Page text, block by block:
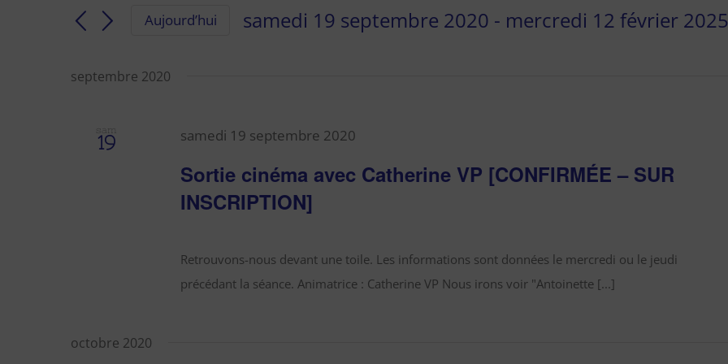
navigation
Évènements
clé.
Rechercher
par
Aujourd’hui samedi 19 septembre 2020 - mercredi 12 février 2025
septembre 2020
sam
19
Sortie cinéma avec Catherine VP [CONFIRMÉE – SUR
INSCRIPTION]
samedi 19 septembre 2020
Retrouvons-nous devant une toile. Les informations sont données le mercredi ou le jeudi
précédant la séance. Animatrice : Catherine VP Nous irons voir "Antoinette [...]
octobre 2020